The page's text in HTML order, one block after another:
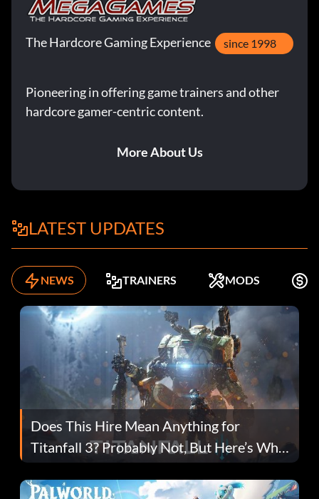
The Hardcore Gaming Experience since 1998
Pioneering in offering game trainers and other
hardcore gamer-centric content.
More About Us
LATEST UPDATES
NEWS TRAINERS MODS
Does This Hire Mean Anything for
Titanfall 3? Probably Not, But Here’s Why
Fans Are Hopeful